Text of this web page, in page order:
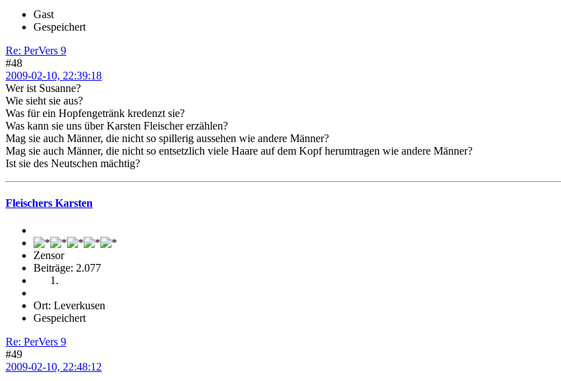
Gast
Gespeichert
Re: PerVers 9
#48
2009-02-10, 22:39:18
Wer ist Susanne?
Wie sieht sie aus?
Was für ein Hopfengetränk kredenzt sie?
Was kann sie uns über Karsten Fleischer erzählen?
Mag sie auch Männer, die nicht so spillerig aussehen wie andere Männer?
Mag sie auch Männer, die nicht so entsetzlich viele Haare auf dem Kopf herumtragen wie andere Männer?
Ist sie des Neutschen mächtig?
Fleischers Karsten
Zensor
Beiträge: 2.077
Ort: Leverkusen
Gespeichert
Re: PerVers 9
#49
2009-02-10, 22:48:12